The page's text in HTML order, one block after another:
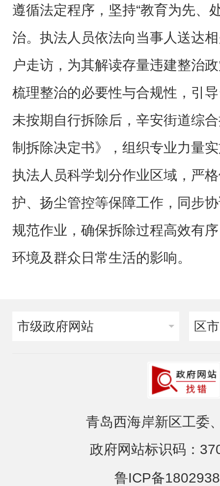
遵循法定程序，坚持“教育为先、
治。执法人员依法向当事人送达
户走访，为其解读存量违建整治
梳理整治的必要性与合规性，引
未按期自行拆除后，辛安街道综
制拆除决定书》，组织专业力量
执法人员科学划分作业区域，严
护、扬尘管控等保障工作，同步
规范作业，确保拆除过程高效有
环境及群众日常生活的影响。
市级政府网站 区
青岛西海岸新区工委
政府网站标识码：
鲁ICP备